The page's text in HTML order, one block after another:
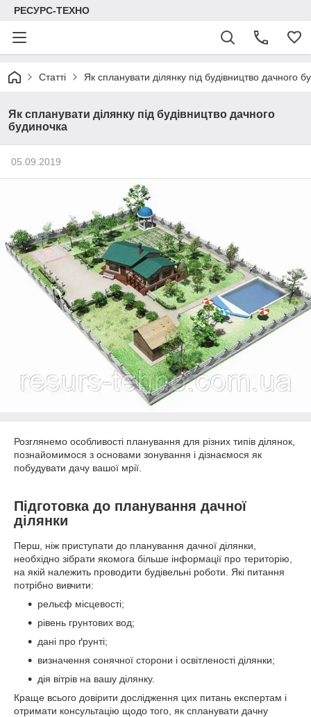
РЕСУРС-ТЕХНО
Статті Як спланувати ділянку під будівництво дачного
Як спланувати ділянку під будівництво дачного
будиночка
05.09.2019
Розглянемо особливості планування для різних типів ділянок,
познайомимося з основами зонування і дізнаємося як
побудувати дачу вашої мрії.
Підготовка до планування дачної
ділянки
Перш, ніж приступати до планування дачної ділянки,
необхідно зібрати якомога більше інформації про територію,
на якій належить проводити будівельні роботи. Які питання
потрібно вивчити:
рельєф місцевості;
рівень грунтових вод;
дані про ґрунті;
визначення сонячної сторони і освітленості ділянки;
дія вітрів на вашу ділянку.
Краще всього довірити дослідження цих питань експертам і
отримати консультацію щодо того, як спланувати дачну